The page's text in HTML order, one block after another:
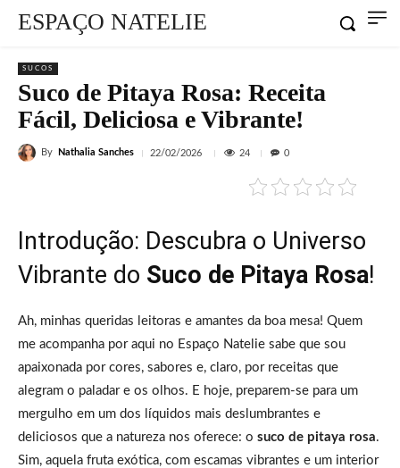
ESPAÇO NATELIE
SUCOS
Suco de Pitaya Rosa: Receita
Fácil, Deliciosa e Vibrante!
By Nathalia Sanches 22/02/2026 24 0
Introdução: Descubra o Universo
Vibrante do Suco de Pitaya Rosa!
Ah, minhas queridas leitoras e amantes da boa mesa! Quem
me acompanha por aqui no Espaço Natelie sabe que sou
apaixonada por cores, sabores e, claro, por receitas que
alegram o paladar e os olhos. E hoje, preparem-se para um
mergulho em um dos líquidos mais deslumbrantes e
deliciosos que a natureza nos oferece: o suco de pitaya rosa.
Sim, aquela fruta exótica, com escamas vibrantes e um interior